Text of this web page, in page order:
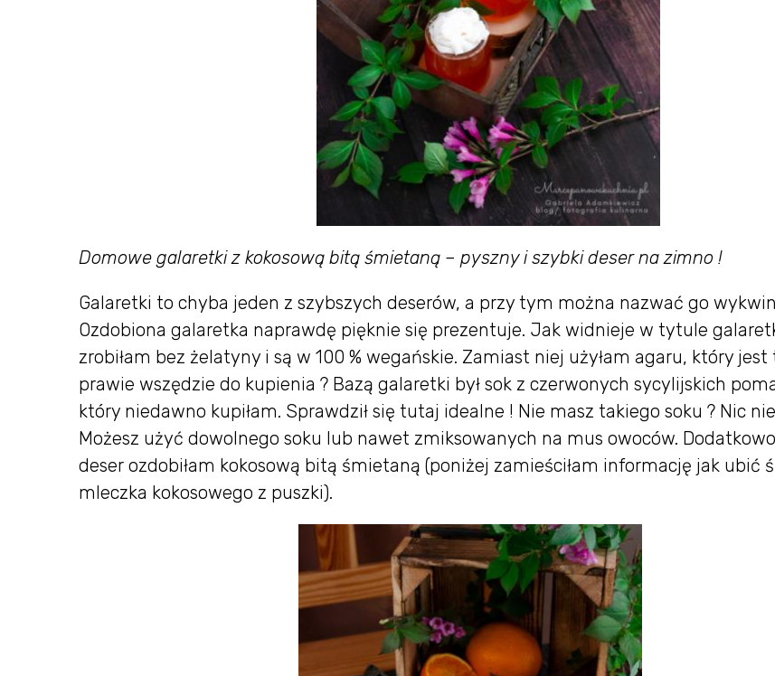
Domowe galaretki z kokosową bitą śmietaną – pyszny i szybki deser na zimno !
Galaretki to chyba jeden z szybszych deserów, a przy tym można nazwać go
Ozdobiona galaretka naprawdę pięknie się prezentuje. Jak widnieje w tytule
zrobiłam bez żelatyny i są w 100 % wegańskie. Zamiast niej użyłam agaru, który jest
prawie wszędzie do kupienia ? Bazą galaretki był sok z czerwonych sycylijskich
który niedawno kupiłam. Sprawdził się tutaj idealne ! Nie masz takiego soku ? Nic
Możesz użyć dowolnego soku lub nawet zmiksowanych na mus owoców.
deser ozdobiłam kokosową bitą śmietaną (poniżej zamieściłam informację jak ubić
mleczka kokosowego z puszki).